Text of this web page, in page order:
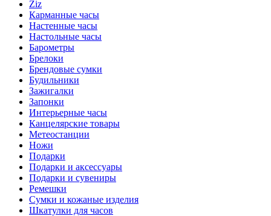
Ziz
Карманные часы
Настенные часы
Настольные часы
Барометры
Брелоки
Брендовые сумки
Будильники
Зажигалки
Запонки
Интерьерные часы
Канцелярские товары
Метеостанции
Ножи
Подарки
Подарки и аксессуары
Подарки и сувениры
Ремешки
Сумки и кожаные изделия
Шкатулки для часов